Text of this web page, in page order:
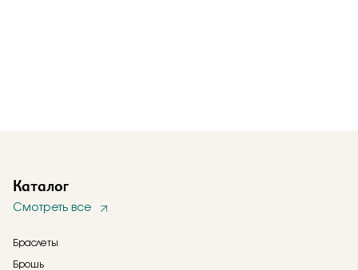
Каталог
Смотреть все
Браслеты
Брошь